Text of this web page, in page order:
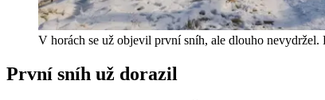
V horách se už objevil první sníh, ale dlouho nevydržel.
První sníh už dorazil